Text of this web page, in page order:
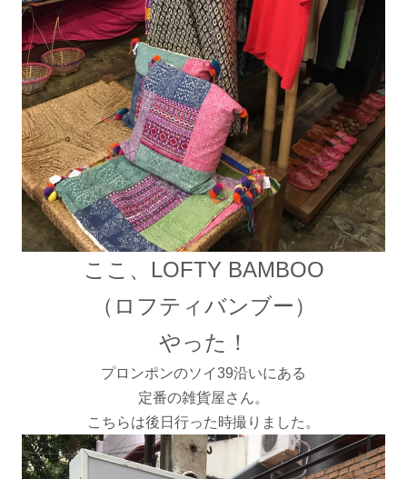
ここ、LOFTY BAMBOO
（ロフティバンブー）
やった！
プロンポンのソイ39沿いにある
定番の雑貨屋さん。
こちらは後日行った時撮りました。